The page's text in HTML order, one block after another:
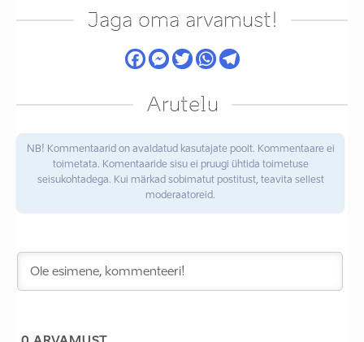
Jaga oma arvamust!
Arutelu
NB! Kommentaarid on avaldatud kasutajate poolt. Kommentaare ei
toimetata. Komentaaride sisu ei pruugi ühtida toimetuse
seisukohtadega. Kui märkad sobimatut postitust, teavita sellest
moderaatoreid.